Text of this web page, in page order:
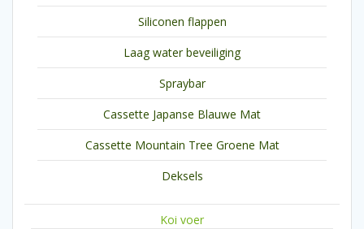
Siliconen flappen
Laag water beveiliging
Spraybar
Cassette Japanse Blauwe Mat
Cassette Mountain Tree Groene Mat
Deksels
Koi voer